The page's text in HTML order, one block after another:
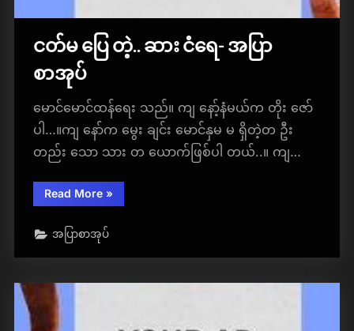
ငတ်မ ပြေ တဲ့.. ဆား ငံရေ- အပြာ
စာအုပ်
မောင်မောင်ထန်ရေး သည်။ ကျ နော့်နံမယ်က တိုး ဇော်
ပါ…။ကျ နော်က မွေး ချင်း မောင်နှမ မ ရှိတဲ့တ ဦး
တည်း သော သား တ ယောက်ဖြစ်ပါ တယ်..။ ကျ…
Read More“ငတ်
မ
တဲ့..
ဆား
ရေ-
စာအုပ်”
»
အပြာစာအုပ်